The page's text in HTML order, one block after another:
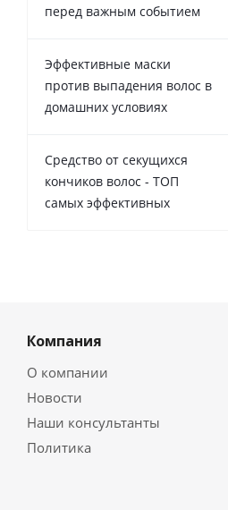
перед важным событием
Эффективные маски
против выпадения волос в
домашних условиях
Средство от секущихся
кончиков волос - ТОП
самых эффективных
Компания
О компании
Новости
Наши консультанты
Политика